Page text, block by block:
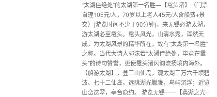
“太湖佳绝处”的太湖第一名胜—【鼋头渚】（门票
自理105元/人，70岁以上老人45元/人含船费+景
交）(游览时间不少于90分钟)，来无锡必游太湖，
游太湖必至鼋头。鼋头风光，山清水秀，浑然天
成，为太湖风景的精华所在，故有“太湖第一名胜”
之称。当代大诗人郭沫若“太湖佳绝处，毕竟在鼋
头”的诗句赞誉，更使鼋头渚风韵流扬境内海外。
【船游太湖】，登三山仙岛，观太湖三万六千顷碧
波、七十二仙岛。远眺湖光朦胧，鸟屿沉浮；近览
山峦迭翠，亭台隐约。 游览无锡——【蠡湖之光--